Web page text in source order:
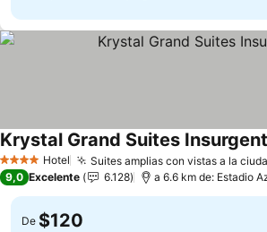
4 EstrellasHotel Suites amplias con vistas a la
Krystal Grand Suites
9,0 Excelente 6.128 a 6.6 km de: Estadio
De $120